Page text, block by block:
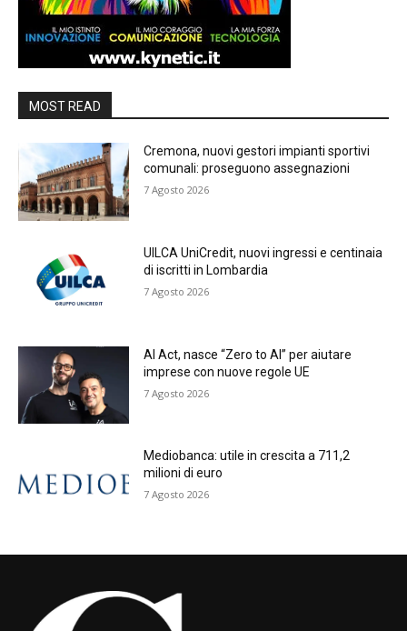
MOST READ
Cremona, nuovi gestori impianti sportivi
comunali: proseguono assegnazioni
7 Agosto 2026
UILCA UniCredit, nuovi ingressi e centinaia
di iscritti in Lombardia
7 Agosto 2026
AI Act, nasce “Zero to AI” per aiutare
imprese con nuove regole UE
7 Agosto 2026
Mediobanca: utile in crescita a 711,2
milioni di euro
7 Agosto 2026